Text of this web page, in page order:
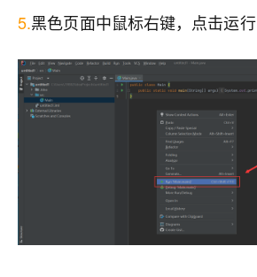
5.黑色页面中鼠标右键，点击运行